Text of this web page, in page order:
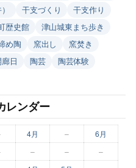
干支づくり
干支作り
歴史館
津山城東まち歩き
め陶 窯出し
窯焚き
日 陶芸
陶芸体験
レンダー
4月 –
6月
– – –